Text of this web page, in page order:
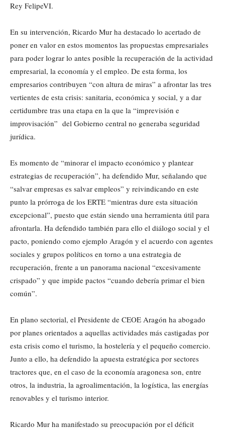
Rey FelipeVI.
En su intervención, Ricardo Mur ha destacado lo acertado de
poner en valor en estos momentos las propuestas empresariales
para poder lograr lo antes posible la recuperación de la actividad
empresarial, la economía y el empleo. De esta forma, los
empresarios contribuyen “con altura de miras” a afrontar las tres
vertientes de esta crisis: sanitaria, económica y social, y a dar
certidumbre tras una etapa en la que la “imprevisión e
improvisación” del Gobierno central no generaba seguridad
jurídica.
Es momento de “minorar el impacto económico y plantear
estrategias de recuperación”, ha defendido Mur, señalando que
“salvar empresas es salvar empleos” y reivindicando en este
punto la prórroga de los ERTE “mientras dure esta situación
excepcional”, puesto que están siendo una herramienta útil para
afrontarla. Ha defendido también para ello el diálogo social y el
pacto, poniendo como ejemplo Aragón y el acuerdo con agentes
sociales y grupos políticos en torno a una estrategia de
recuperación, frente a un panorama nacional “excesivamente
crispado” y que impide pactos “cuando debería primar el bien
común”.
En plano sectorial, el Presidente de CEOE Aragón ha abogado
por planes orientados a aquellas actividades más castigadas por
esta crisis como el turismo, la hostelería y el pequeño comercio.
Junto a ello, ha defendido la apuesta estratégica por sectores
tractores que, en el caso de la economía aragonesa son, entre
otros, la industria, la agroalimentación, la logística, las energías
renovables y el turismo interior.
Ricardo Mur ha manifestado su preocupación por el déficit